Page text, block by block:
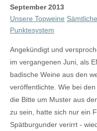
September 2013
Unsere Topweine
Punktesystem
Angekündigt und
im vergangenen Juni, als
badische Weine aus den
veröffentlichte. Wie bei
die Bitte um Muster aus
zu sein, hatte sich nur ein
Spätburgunder verirrt -